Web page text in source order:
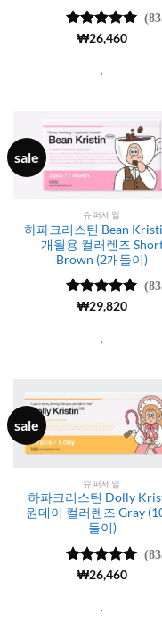
5 중에서
₩26,460
.
sale
슈퍼세일
하파크리스틴 Bean
개월용 컬러렌즈
Brown (2개들이)
5 중에서
₩29,820
.
sale
슈퍼세일
하파크리스틴 Dolly
원데이 컬러렌즈 Gray
들이)
5 중에서
₩26,460
.